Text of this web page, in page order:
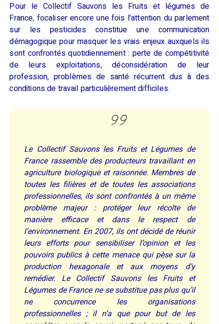
Pour le Collectif Sauvons les Fruits et légumes de
France, focaliserencore une fois l’attention du parlement
sur les pesticides constitue une communication
démagogique pour masquer lesvrais enjeux auxquels ils
sont confrontés quotidiennement : perte de compétitivité
de leurs exploitations, déconsidération de leur
profession, problèmes de santé récurrent dus à des
conditions de travail particulièrement difficiles.
Le Collectif Sauvons les Fruits et Légumes de
France rassemble des producteurs travaillant en
agriculture biologique et raisonnée. Membres de
toutes les filières et de toutes les associations
professionnelles, ils sont confrontés à un même
problème majeur : protéger leur récolte de
manière efficace et dans le respect de
l’environnement. En 2007, ils ont décidé de réunir
leurs efforts pour sensibiliser l’opinion et les
pouvoirs publics à cette menace qui pèse sur la
production hexagonale et aux moyens d’y
remédier. Le Collectif Sauvons les Fruits et
Légumes de France ne se substitue pas plus qu’il
ne concurrence les organisations
professionnelles ; il n’a que pour but de les